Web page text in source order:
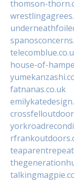
thomson-
house-of-
fatnanas.co.uk